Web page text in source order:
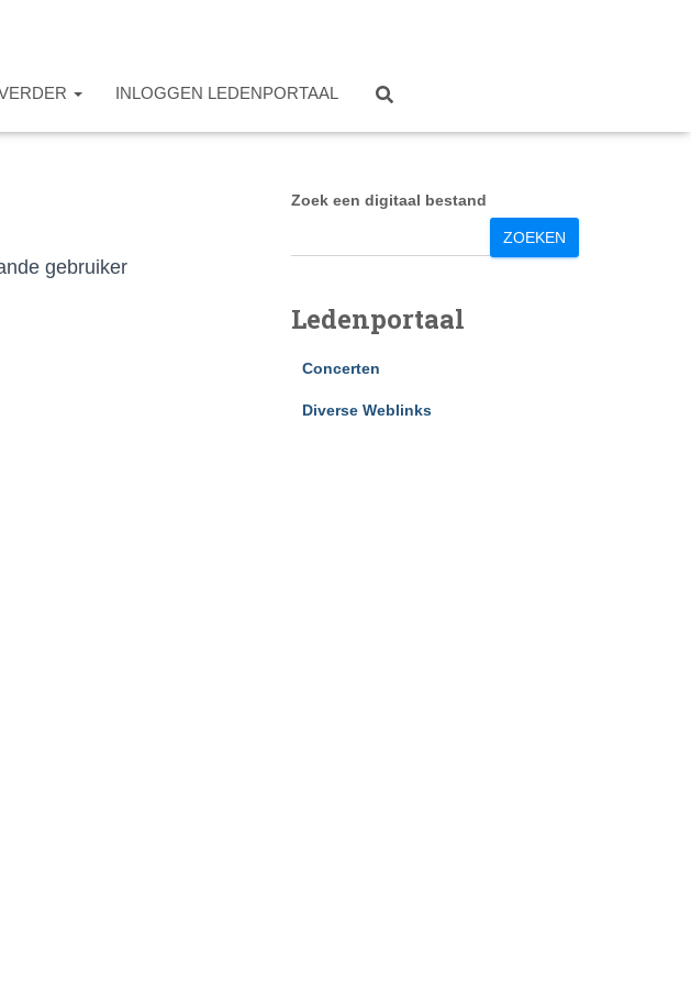
INLOGGEN LEDENPORTAAL
gebruiker
Zoek een digitaal bestand
ZOEKEN
Ledenportaal
Concerten
Diverse Weblinks